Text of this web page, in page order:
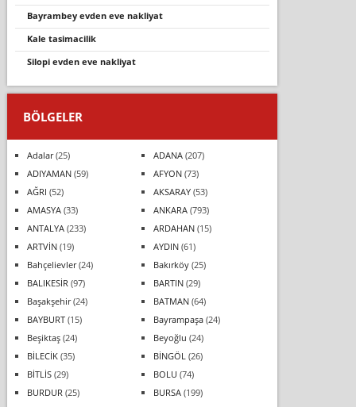
bayrambey evden eve nakliyat
kale tasimacilik
si̇lopi̇ evden eve nakli̇yat
BÖLGELER
Adalar(25) ADANA(207)
ADIYAMAN(59) AFYON(73)
AĞRI (52) AKSARAY(53)
AMASYA(33) ANKARA(793)
ANTALYA(233) ARDAHAN(15)
ARTVİN(19) AYDIN(61)
Bahçelievler(24) Bakırköy(25)
BALIKESİR (97) BARTIN(29)
Başakşehir(24) BATMAN(64)
BAYBURT(15) Bayrampaşa(24)
Beşiktaş(24) Beyoğlu (24)
BİLECİK(35) BİNGÖL (26)
BİTLİS(29) BOLU (74)
BURDUR (25) BURSA(199)